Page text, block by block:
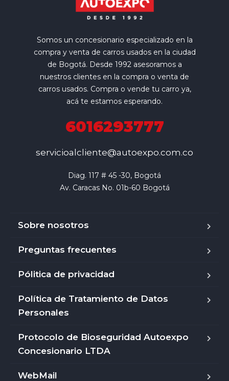
Somos un concesionario especializado en la
compra y venta de carros usados en la ciudad
de Bogotá. Desde 1992 asesoramos a
nuestros clientes en la compra o venta de
carros usados. Compra o vende tu carro ya,
acá te estamos esperando.
6016293777
servicioalcliente@autoexpo.com.co
Diag. 117 # 45 -30, Bogotá
Av. Caracas No. 01b-60 Bogotá
Sobre nosotros
Preguntas frecuentes
Pólitica de privacidad
Política de Tratamiento de Datos
Personales
Protocolo de Bioseguridad Autoexpo
Concesionario LTDA
WebMail